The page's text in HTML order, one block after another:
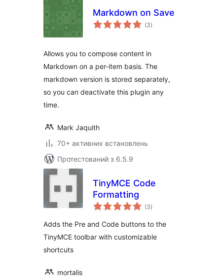
Markdown on Save
(3загальний
рейтинг
)
Allows you to compose content in
Markdown on a per-item basis. The
markdown version is stored separately,
so you can deactivate this plugin any
time.
Mark Jaquith
70+ активних встановлень
Протестований з 6.5.9
TinyMCE Code
Formatting
(3загальний
рейтинг
)
Adds the Pre and Code buttons to the
TinyMCE toolbar with customizable
shortcuts
mortalis